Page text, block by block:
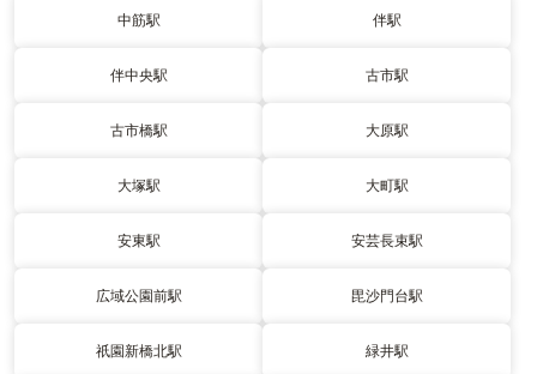
中筋駅 伴駅
伴中央駅 古市駅
古市橋駅 大原駅
大塚駅 大町駅
安東駅 安芸長束駅
広域公園前駅 毘沙門台駅
祇園新橋北駅 緑井駅